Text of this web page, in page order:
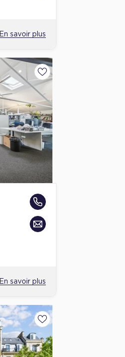
En savoir plus
Ajouter aux favoris
En savoir plus
Ajouter aux favoris